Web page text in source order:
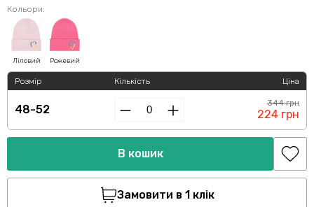
Кольори:
Ліловий Рожевий
Розмір
48-52
Кількість Ціна
344 грн
224 грн
В кошик
Замовити в 1 клік